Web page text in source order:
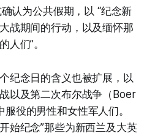
认为公共假期，以 “纪念新
战期间的行动，以及缅怀那
人们”。
纪念日的含义也被扩展，以
以及第二次布尔战争（Boer
役的男性和女性军人们。
始纪念”那些为新西兰及大英